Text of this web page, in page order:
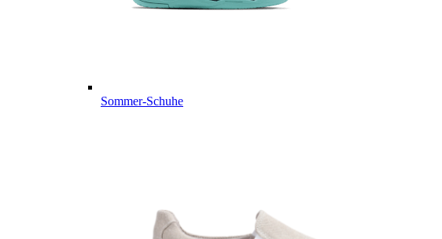
Sommer-Schuhe